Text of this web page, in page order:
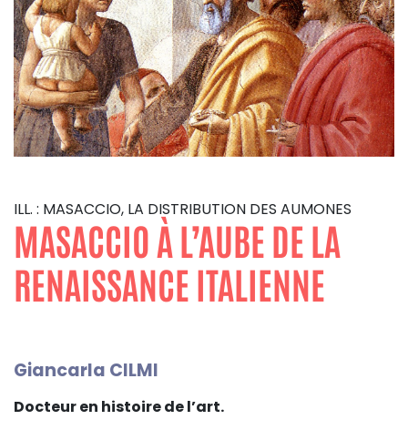
ILL. : MASACCIO, LA DISTRIBUTION DES AUMONES
MASACCIO À L’AUBE DE LA
RENAISSANCE ITALIENNE
Giancarla CILMI
Docteur en histoire de l’art.